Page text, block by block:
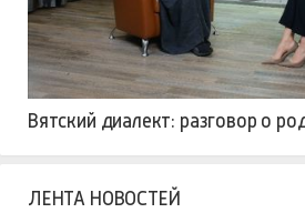
Вятский диалект: разговор о
ЛЕНТА НОВОСТЕЙ